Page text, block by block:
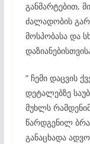
განმარტებით,
ძალადობის
მოსპობასა და
” ჩემი დაცვის
დეტალებზე
მუხლს
წარდგენილ
განაცხადა